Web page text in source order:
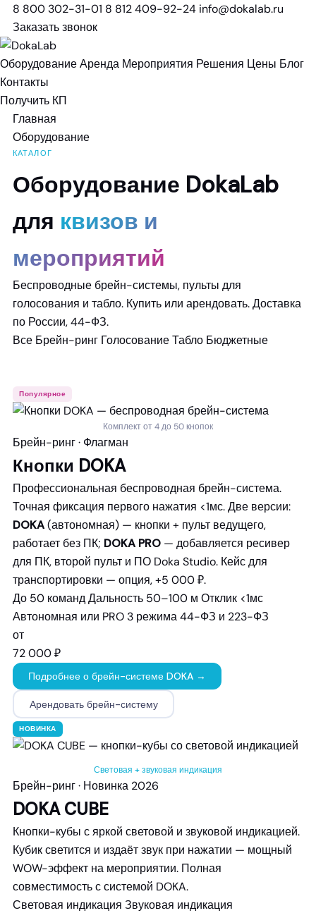
8 800 302-31-01 8 812 409-92-24 info@dokalab.ru
Заказать звонок
ОборудованиеАренда Мероприятия Решения Цены Блог
Контакты
Получить КП
Главная
Оборудование
КАТАЛОГ
Оборудование DokaLab
для квизов и
мероприятий
Беспроводные брейн-системы, пульты для
голосования и табло. Купить или арендовать. Доставка
по России, 44-ФЗ.
Все Брейн-ринг ГолосованиеТабло Бюджетные
Популярное
Комплект от 4 до 50 кнопок
Брейн-ринг · Флагман
Кнопки DOKA
Профессиональная беспроводная брейн-система.
Точная фиксация первого нажатия <1мс. Две версии:
DOKA(автономная) — кнопки + пульт ведущего,
работает без ПК; DOKA PRO — добавляется ресивер
для ПК, второй пульт и ПО Doka Studio. Кейс для
транспортировки — опция, +5 000 ₽.
До 50 командДальность 50–100 м Отклик <1мс
Автономная или PRO 3 режима44-ФЗ и 223-ФЗ
от
72 000 ₽
Подробнее о брейн-системе DOKA →
Арендовать брейн-систему
НОВИНКА
Световая + звуковая индикация
Брейн-ринг · Новинка 2026
DOKA CUBE
Кнопки-кубы с яркой световой и звуковой индикацией.
Кубик светится и издаёт звук при нажатии — мощный
WOW-эффект на мероприятии. Полная
совместимость с системой DOKA.
Световая индикация Звуковая индикация